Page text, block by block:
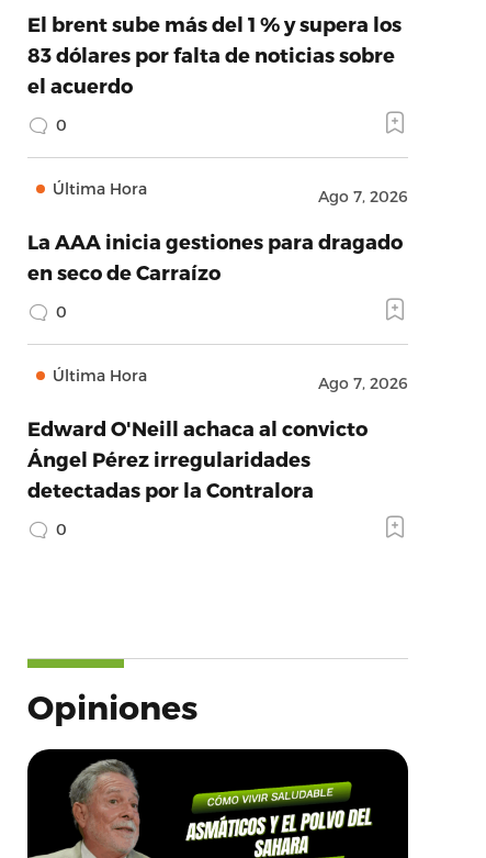
El brent sube más del 1 % y supera los
83 dólares por falta de noticias sobre
el acuerdo
0
Última Hora Ago 7, 2026
La AAA inicia gestiones para dragado
en seco de Carraízo
0
Última Hora Ago 7, 2026
Edward O'Neill achaca al convicto
Ángel Pérez irregularidades
detectadas por la Contralora
0
Opiniones